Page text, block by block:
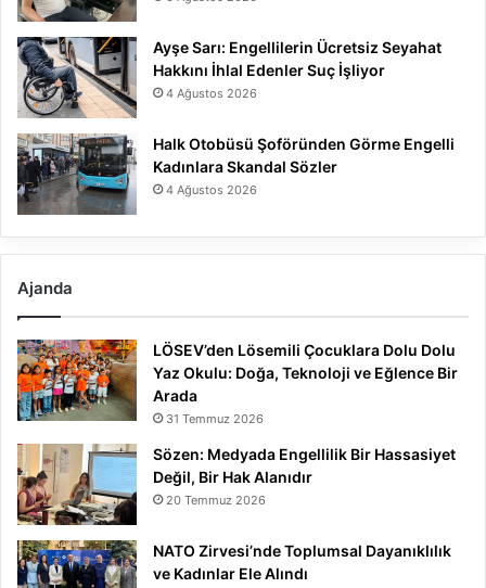
Ayşe Sarı: Engellilerin Ücretsiz Seyahat
Hakkını İhlal Edenler Suç İşliyor
4 Ağustos 2026
Halk Otobüsü Şoföründen Görme Engelli
Kadınlara Skandal Sözler
4 Ağustos 2026
Ajanda
LÖSEV’den Lösemili Çocuklara Dolu Dolu
Yaz Okulu: Doğa, Teknoloji ve Eğlence Bir
Arada
31 Temmuz 2026
Sözen: Medyada Engellilik Bir Hassasiyet
Değil, Bir Hak Alanıdır
20 Temmuz 2026
NATO Zirvesi’nde Toplumsal Dayanıklılık
ve Kadınlar Ele Alındı